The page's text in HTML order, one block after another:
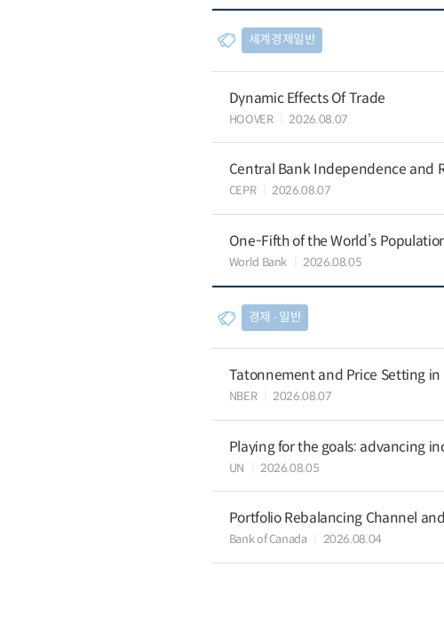
세계경제일반
Dynamic Effects Of Trade
HOOVER 2026.08.07
Central Bank Independence and
CEPR 2026.08.07
One-Fifth of the World’s
World Bank 2026.08.05
경제 ∙ 일반
Tatonnement and Price Setting
NBER 2026.08.07
Playing for the goals: advancing
UN 2026.08.05
Portfolio Rebalancing Channel
Bank of Canada 2026.08.04